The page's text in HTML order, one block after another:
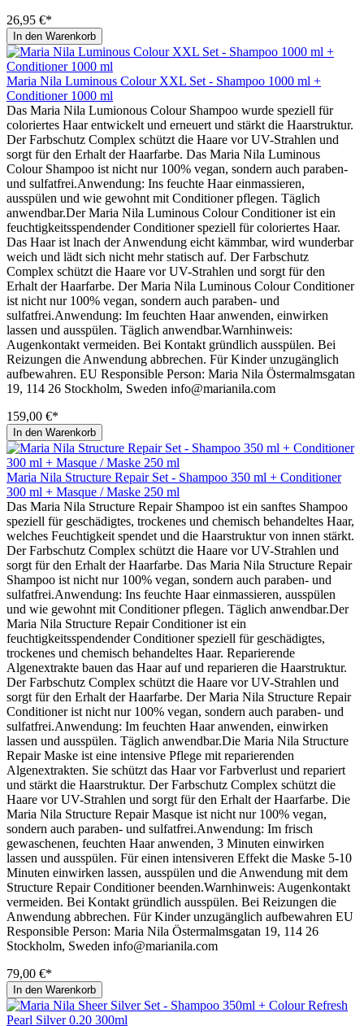
26,95 €*
In den Warenkorb
Maria Nila Luminous Colour XXL Set - Shampoo 1000 ml +
Conditioner 1000 ml
Das Maria Nila Lumionous Colour Shampoo wurde speziell für
coloriertes Haar entwickelt und erneuert und stärkt die Haarstruktur.
Der Farbschutz Complex schützt die Haare vor UV-Strahlen und
sorgt für den Erhalt der Haarfarbe. Das Maria Nila Luminous
Colour Shampoo ist nicht nur 100% vegan, sondern auch paraben-
und sulfatfrei.Anwendung: Ins feuchte Haar einmassieren,
ausspülen und wie gewohnt mit Conditioner pflegen. Täglich
anwendbar.Der Maria Nila Luminous Colour Conditioner ist ein
feuchtigkeitsspendender Conditioner speziell für coloriertes Haar.
Das Haar ist lnach der Anwendung eicht kämmbar, wird wunderbar
weich und lädt sich nicht mehr statisch auf. Der Farbschutz
Complex schützt die Haare vor UV-Strahlen und sorgt für den
Erhalt der Haarfarbe. Der Maria Nila Luminous Colour Conditioner
ist nicht nur 100% vegan, sondern auch paraben- und
sulfatfrei.Anwendung: Im feuchten Haar anwenden, einwirken
lassen und ausspülen. Täglich anwendbar.Warnhinweis:
Augenkontakt vermeiden. Bei Kontakt gründlich ausspülen. Bei
Reizungen die Anwendung abbrechen. Für Kinder unzugänglich
aufbewahren. EU Responsible Person: Maria Nila Östermalmsgatan
19, 114 26 Stockholm, Sweden info@marianila.com
159,00 €*
In den Warenkorb
Maria Nila Structure Repair Set - Shampoo 350 ml + Conditioner
300 ml + Masque / Maske 250 ml
Das Maria Nila Structure Repair Shampoo ist ein sanftes Shampoo
speziell für geschädigtes, trockenes und chemisch behandeltes Haar,
welches Feuchtigkeit spendet und die Haarstruktur von innen stärkt.
Der Farbschutz Complex schützt die Haare vor UV-Strahlen und
sorgt für den Erhalt der Haarfarbe. Das Maria Nila Structure Repair
Shampoo ist nicht nur 100% vegan, sondern auch paraben- und
sulfatfrei.Anwendung: Ins feuchte Haar einmassieren, ausspülen
und wie gewohnt mit Conditioner pflegen. Täglich anwendbar.Der
Maria Nila Structure Repair Conditioner ist ein
feuchtigkeitsspendender Conditioner speziell für geschädigtes,
trockenes und chemisch behandeltes Haar. Reparierende
Algenextrakte bauen das Haar auf und reparieren die Haarstruktur.
Der Farbschutz Complex schützt die Haare vor UV-Strahlen und
sorgt für den Erhalt der Haarfarbe. Der Maria Nila Structure Repair
Conditioner ist nicht nur 100% vegan, sondern auch paraben- und
sulfatfrei.Anwendung: Im feuchten Haar anwenden, einwirken
lassen und ausspülen. Täglich anwendbar.Die Maria Nila Structure
Repair Maske ist eine intensive Pflege mit reparierenden
Algenextrakten. Sie schützt das Haar vor Farbverlust und repariert
und stärkt die Haarstruktur. Der Farbschutz Complex schützt die
Haare vor UV-Strahlen und sorgt für den Erhalt der Haarfarbe. Die
Maria Nila Structure Repair Masque ist nicht nur 100% vegan,
sondern auch paraben- und sulfatfrei.Anwendung: Im frisch
gewaschenen, feuchten Haar anwenden, 3 Minuten einwirken
lassen und ausspülen. Für einen intensiveren Effekt die Maske 5-10
Minuten einwirken lassen, ausspülen und die Anwendung mit dem
Structure Repair Conditioner beenden.Warnhinweis: Augenkontakt
vermeiden. Bei Kontakt gründlich ausspülen. Bei Reizungen die
Anwendung abbrechen. Für Kinder unzugänglich aufbewahren EU
Responsible Person: Maria Nila Östermalmsgatan 19, 114 26
Stockholm, Sweden info@marianila.com
79,00 €*
In den Warenkorb